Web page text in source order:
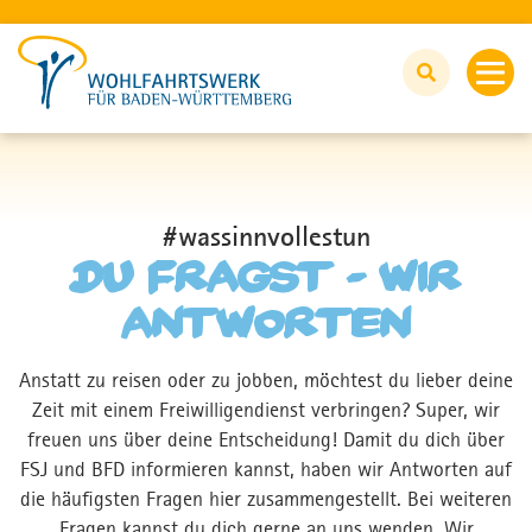
Alles rund um FSJ und BFD
Du fragst - wir antworten
Wir unterstützen
Jetzt bewerben
#wassinnvollestun
Du fragst - wir
antworten
Anstatt zu reisen oder zu jobben, möchtest du lieber deine
Zeit mit einem Freiwilligendienst verbringen? Super, wir
freuen uns über deine Entscheidung! Damit du dich über
FSJ und BFD informieren kannst, haben wir Antworten auf
die häufigsten Fragen hier zusammengestellt. Bei weiteren